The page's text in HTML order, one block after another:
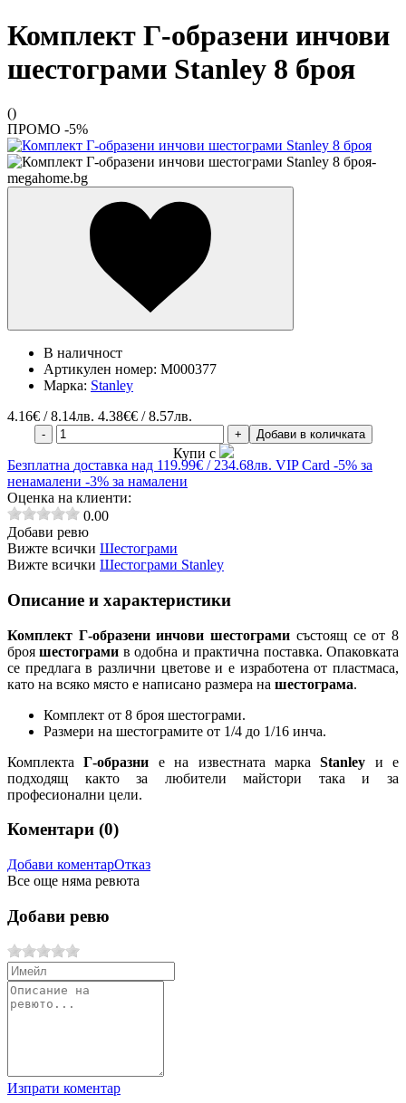
Комплект Г-образени инчови
шестограми Stanley 8 броя
()
ПРОМО -5%
В наличност
Артикулен номер: M000377
Марка: Stanley
4.16€ / 8.14лв. 4.38€€ / 8.57лв.
- + Добави в количката
Купи с
Безплатна доставка над 119.99€ / 234.68лв. VIP Card -5% за
ненамалени -3% за намалени
Оценка на клиенти:
0.00
Добави ревю
Вижте всички Шестограми
Вижте всички Шестограми Stanley
Описание и характеристики
Комплект Г-образени инчови шестограми състоящ се от 8
брояшестограми в одобна и практична поставка. Опаковката
се предлага в различни цветове и е изработена от пластмаса,
като на всяко място е написано размера на шестограма.
Комплект от 8 броя шестограми.
Размери на шестограмите от 1/4 до 1/16 инча.
КомплектаГ-образни е на известната маркаStanley и е
подходящ както за любители майстори така и за
професионални цели.
Коментари (0)
Добави коментарОтказ
Все още няма ревюта
Добави ревю
Изпрати коментар